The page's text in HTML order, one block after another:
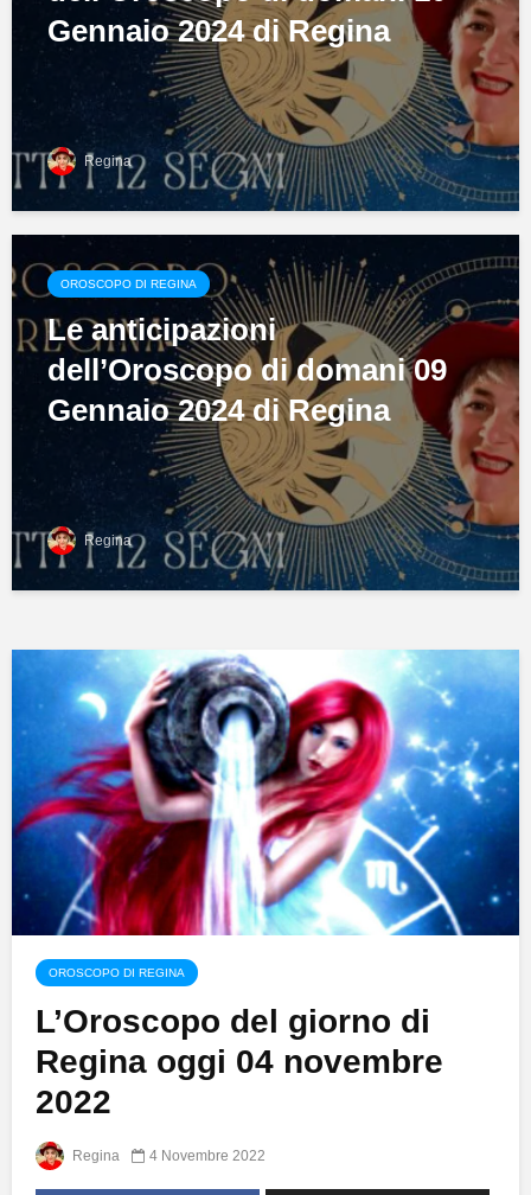
Gennaio 2024 di Regina
Regina
OROSCOPO DI REGINA
Le anticipazioni
dell’Oroscopo di domani 09
Gennaio 2024 di Regina
Regina
OROSCOPO DI REGINA
L’Oroscopo del giorno di
Regina oggi 04 novembre
2022
Regina 4 Novembre 2022